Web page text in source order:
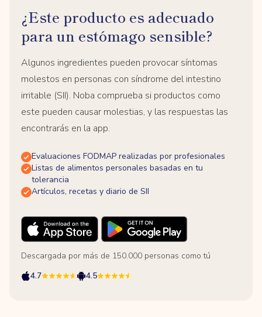
¿Este producto es adecuado
para un estómago sensible?
Algunos ingredientes pueden provocar síntomas
molestos en personas con síndrome del intestino
irritable (SII). Noba comprueba si productos como
este pueden causar molestias, y las respuestas las
encontrarás en la app.
Evaluaciones FODMAP realizadas por profesionales
Listas de alimentos personales basadas en tu
tolerancia
Artículos, recetas y diario de SII
Descargada por más de 150.000 personas como tú
4.7
4.5